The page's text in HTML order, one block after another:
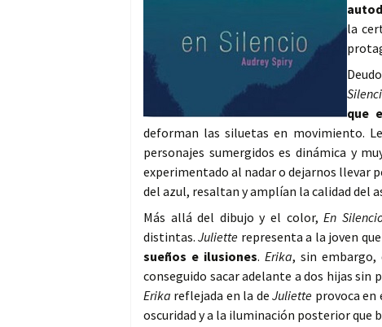
la
que
deforman las siluetas en movimiento.
personajes sumergidos es dinámica y
experimentado al nadar o dejarnos llevar
del azul, resaltan y amplían la calidad del
Más allá del dibujo y el color,En
distintas.Juliette representa a la joven
sueños e ilusiones. Erika, sin embargo,
conseguido sacar adelante a dos hijas sin
Erika reflejada en la deJuliette provoca
oscuridad y a la iluminación posterior que